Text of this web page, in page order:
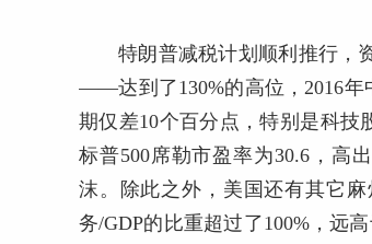
特朗普减税计划顺利推行，
——达到了130%的高位，2016年
期仅差10个百分点，特别是科技
标普500席勒市盈率为30.6，高
沫。除此之外，美国还有其它
务/GDP的比重超过了100%，远